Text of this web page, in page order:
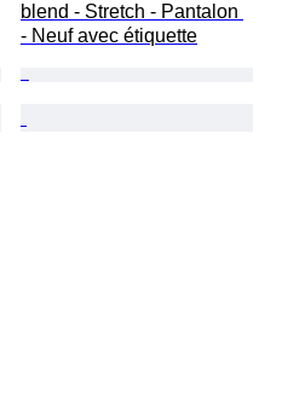
blend - Stretch - Pantalon
- Neuf avec étiquette